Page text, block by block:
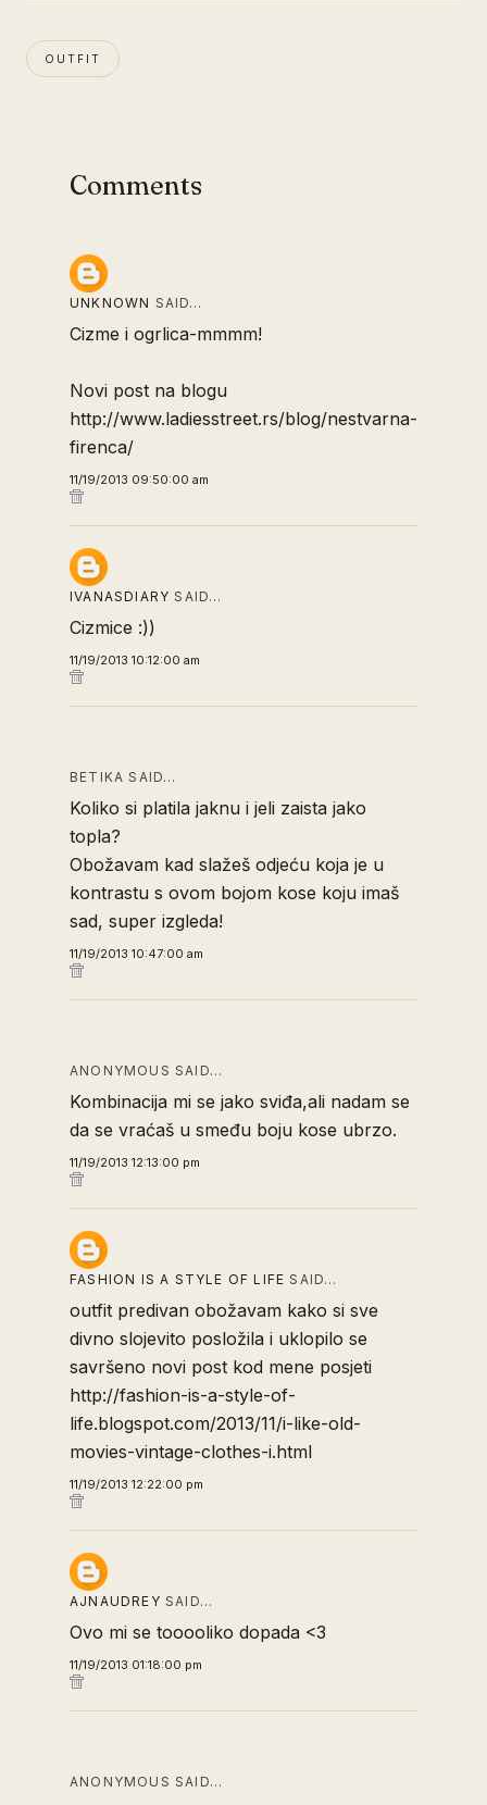
OUTFIT
Comments
UNKNOWN SAID…
Cizme i ogrlica-mmmm!
Novi post na blogu
http://www.ladiesstreet.rs/blog/nestvarna-
firenca/
11/19/2013 09:50:00 am
IVANASDIARY SAID…
Cizmice :))
11/19/2013 10:12:00 am
BETIKA SAID…
Koliko si platila jaknu i jeli zaista jako
topla?
Obožavam kad slažeš odjeću koja je u
kontrastu s ovom bojom kose koju imaš
sad, super izgleda!
11/19/2013 10:47:00 am
ANONYMOUS SAID…
Kombinacija mi se jako sviđa,ali nadam se
da se vraćaš u smeđu boju kose ubrzo.
11/19/2013 12:13:00 pm
FASHION IS A STYLE OF LIFE SAID…
outfit predivan obožavam kako si sve
divno slojevito posložila i uklopilo se
savršeno novi post kod mene posjeti
http://fashion-is-a-style-of-
life.blogspot.com/2013/11/i-like-old-
movies-vintage-clothes-i.html
11/19/2013 12:22:00 pm
AJNAUDREY SAID…
Ovo mi se tooooliko dopada <3
11/19/2013 01:18:00 pm
ANONYMOUS SAID…